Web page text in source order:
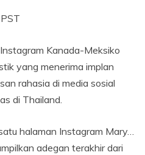
Kanada-Meksiko
yang menerima implan
rahasia di media sosial
di Thailand.
halaman Instagram Mary…
adegan terakhir dari